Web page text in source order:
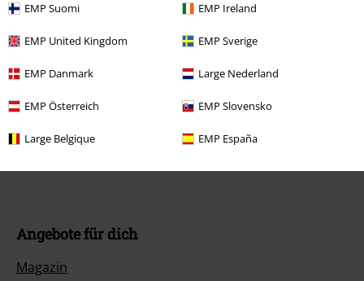
EMP Suomi EMP Ireland
EMP United Kingdom EMP Sverige
EMP Danmark Large Nederland
EMP Österreich EMP Slovensko
Large Belgique EMP España
Angebote für dich
Magazin